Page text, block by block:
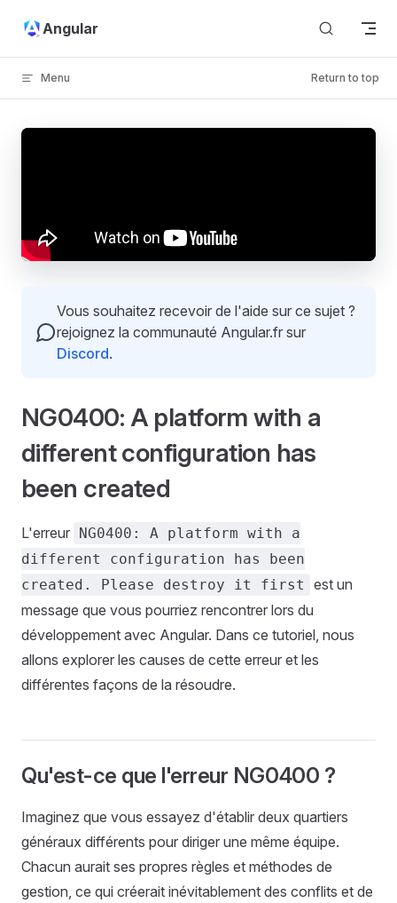
Skip to content
Angular
Menu Return to top
Vous souhaitez recevoir de l'aide sur ce sujet ?
rejoignez la communauté Angular.fr sur
Discord.
NG0400: A platform with a
different configuration has
been created
L'erreur NG0400: A platform with a
different configuration has been
created. Please destroy it first
est un
message que vous pourriez rencontrer lors du
développement avec Angular. Dans ce tutoriel, nous
allons explorer les causes de cette erreur et les
différentes façons de la résoudre.
Qu'est-ce que l'erreur NG0400 ?
Imaginez que vous essayez d'établir deux quartiers
généraux différents pour diriger une même équipe.
Chacun aurait ses propres règles et méthodes de
gestion, ce qui créerait inévitablement des conflits et de